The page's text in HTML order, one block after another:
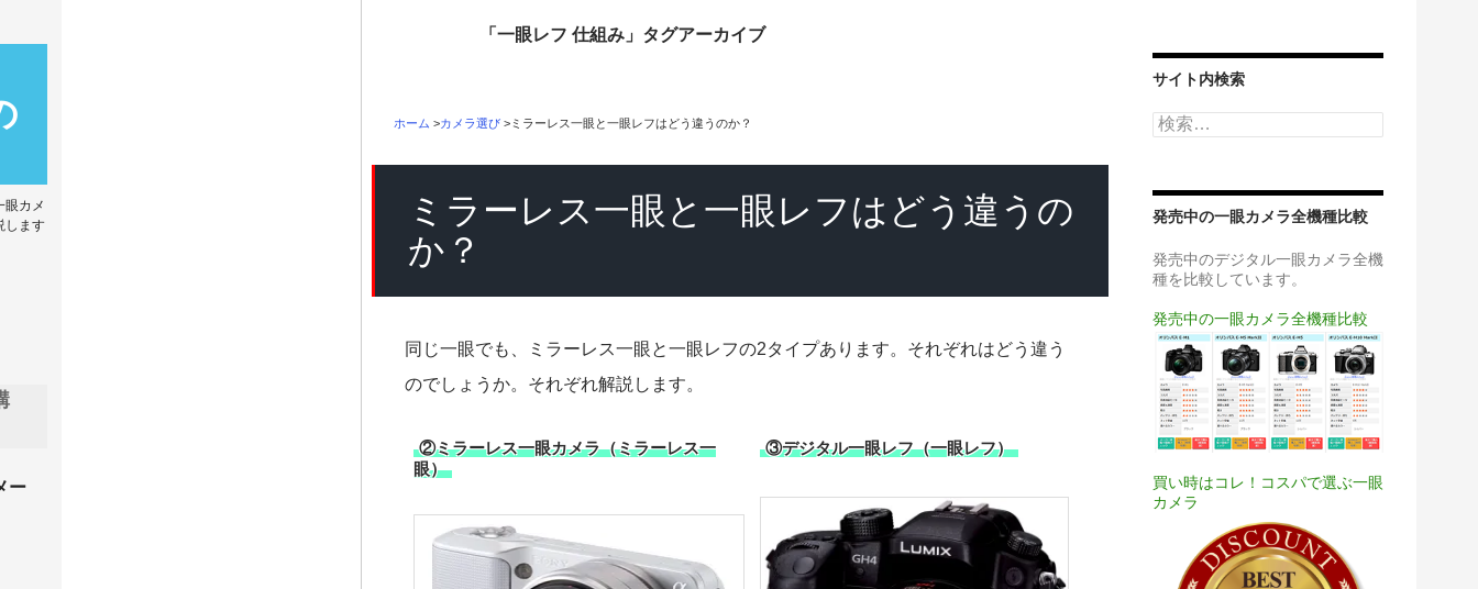
「一眼レフ 仕組み」タグアーカイブ
ホーム >カメラ選び > ミラーレス一眼と一眼レフはどう違うのか？
ミラーレス一眼と一眼レフはどう違うの
か？
同じ一眼でも、ミラーレス一眼と一眼レフの2タイプあります。それぞれはどう違う
のでしょうか。それぞれ解説します。
②ミラーレス一眼カメラ（ミラーレス一
眼）
③デジタル一眼レフ（一眼レフ）
サイト内検索
検
索:
発売中の一眼カメラ全機種比較
発売中のデジタル一眼カメラ全機
種を比較しています。
発売中の一眼カメラ全機種比較
買い時はコレ！コスパで選ぶ一眼
カメラ
眼カメ
します
ー